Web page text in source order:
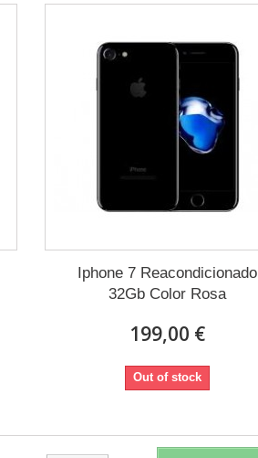
Iphone 7 Reacondicionado
32Gb Color Rosa
199,00 €
Out of stock